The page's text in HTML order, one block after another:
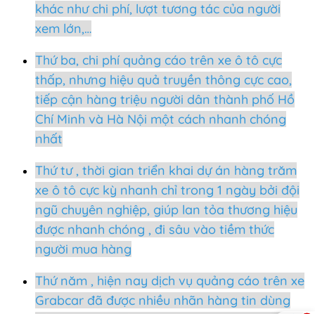
khác như chi phí, lượt tương tác của người
xem lớn,…
Thứ ba, chi phí quảng cáo trên xe ô tô cực
thấp, nhưng hiệu quả truyền thông cực cao,
tiếp cận hàng triệu người dân thành phố Hồ
Chí Minh và Hà Nội một cách nhanh chóng
nhất
Thứ tư , thời gian triển khai dự án hàng trăm
xe ô tô cực kỳ nhanh chỉ trong 1 ngày bởi đội
ngũ chuyên nghiệp, giúp lan tỏa thương hiệu
được nhanh chóng , đi sâu vào tiềm thức
người mua hàng
Thứ năm , hiện nay dịch vụ quảng cáo trên xe
Grabcar đã được nhiều nhãn hàng tin dùng